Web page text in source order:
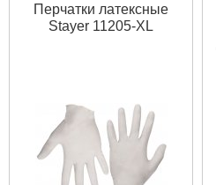
Перчатки латексные
Stayer 11205-XL